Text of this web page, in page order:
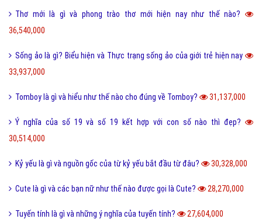
Thơ mới là gì và phong trào thơ mới hiện nay như thế nào?
36,540,000
Sống ảo là gì? Biểu hiện và Thực trạng sống ảo của giới trẻ hiện nay
33,937,000
Tomboy là gì và hiểu như thế nào cho đúng về Tomboy? 31,137,000
Ý nghĩa của số 19 và số 19 kết hợp với con số nào thì đẹp?
30,514,000
Kỷ yếu là gì và nguồn gốc của từ kỷ yếu bắt đầu từ đâu? 30,328,000
Cute là gì và các bạn nữ như thế nào được gọi là Cute? 28,270,000
Tuyến tính là gì và những ý nghĩa của tuyến tính? 27,604,000